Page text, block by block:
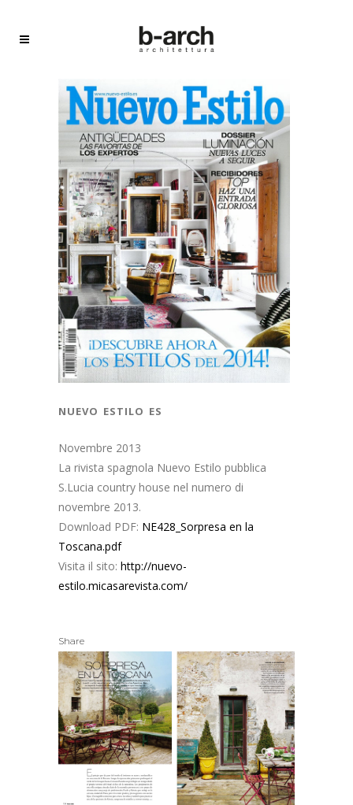
nuevo estilo es
Novembre 2013
La rivista spagnola Nuevo Estilo pubblica
S.Lucia country house nel numero di
novembre 2013.
Download PDF: NE428_Sorpresa en la
Toscana.pdf
Visita il sito: http://nuevo-
estilo.micasarevista.com/
Share